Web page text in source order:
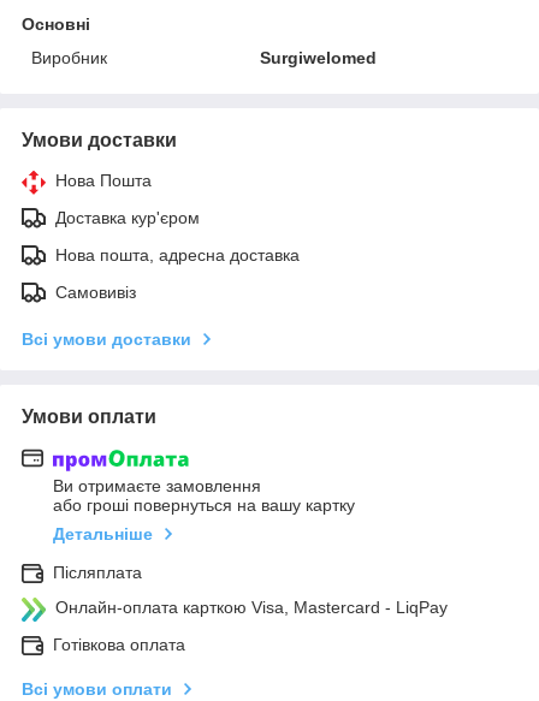
Основні
Виробник
Surgiwelomed
Умови доставки
Нова Пошта
Доставка кур'єром
Нова пошта, адресна доставка
Самовивіз
Всі умови доставки
Умови оплати
Ви отримаєте замовлення
або гроші повернуться на вашу картку
Детальніше
Післяплата
Онлайн-оплата карткою Visa, Mastercard - LiqPay
Готівкова оплата
Всі умови оплати